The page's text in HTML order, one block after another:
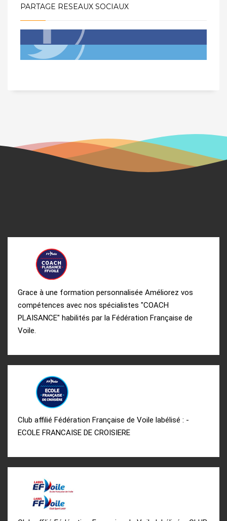
PARTAGE RESEAUX SOCIAUX
Grace à une formation personnalisée Améliorez vos
compétences avec nos spécialistes "COACH
PLAISANCE" habilités par la Fédération Française de
Voile.
Club affilié Fédération Française de Voile labélisé : -
ECOLE FRANCAISE DE CROISIERE